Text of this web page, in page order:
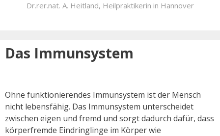
Dr.rer.nat. A. Heitland, Heilpraktikerin in Hannover
Das Immunsystem
Ohne funktionierendes Immunsystem ist der Mensch
nicht lebensfähig. Das Immunsystem unterscheidet
zwischen eigen und fremd und sorgt dadurch dafür, dass
körperfremde Eindringlinge im Körper wie